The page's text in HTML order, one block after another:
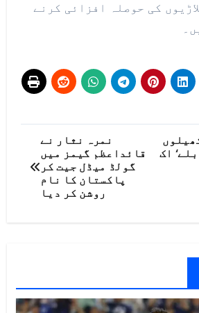
کی حوصلہ افزائی کرنے
کھیلوں
اک
نمرہ نثار نے
قائداعظم گیمز میں
گولڈ میڈل جیت کر
پاکستان کا نام
روشن کر دیا